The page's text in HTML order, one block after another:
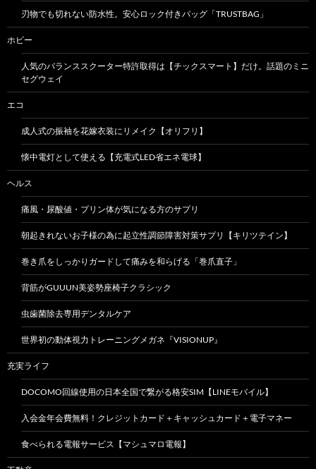
刃物でも切れない防水性。安心ロック付きバッグ「TRUSTBAG」
ホビー
人気のバランススクーター特許取得は【チックスマート】だけ。話題のミニ
セグウェイ
エコ
成人式の振袖を花嫁衣装にリメイク【オリフリ】
懐中電灯として使える【充電式LED省エネ電球】
ヘルス
痛風・尿酸値・プリン体が気になる方のサプリ
朝起きれないお子様の為に起立性調節障害対策サプリ【キリツテイン】
巻き爪をしっかりガードして痛みを和らげる「巻爪直子」
背筋がGUUUN美姿勢座椅子クラシック
虫歯菌除去専用デンタルケア
世界初の動体視力トレーニングメガネ『VISIONUP』
充実ライフ
DOCOMO回線使用の日本全国で繋がる格安SIM【LINEモバイル】
入会金年会費無料！クレジットカード＋キャッシュカード＋電子マネー
食べられる電報サービス【マシュマロ電報】